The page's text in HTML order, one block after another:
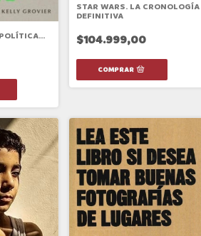
STAR WARS. LA CRONOLOGÍA
DEFINITIVA
$104.999,00